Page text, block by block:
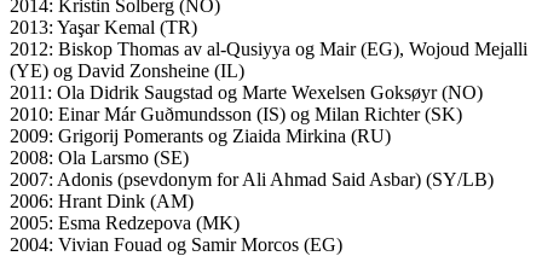
2014: Kristin Solberg (NO)
2013: Yaşar Kemal (TR)
2012: Biskop Thomas av al-Qusiyya og Mair (EG), Wojoud Mejalli
(YE) og David Zonsheine (IL)
2011: Ola Didrik Saugstad og Marte Wexelsen Goksøyr (NO)
2010: Einar Már Guðmundsson (IS) og Milan Richter (SK)
2009: Grigorij Pomerants og Ziaida Mirkina (RU)
2008: Ola Larsmo (SE)
2007: Adonis (psevdonym for Ali Ahmad Said Asbar) (SY/LB)
2006: Hrant Dink (AM)
2005: Esma Redzepova (MK)
2004: Vivian Fouad og Samir Morcos (EG)